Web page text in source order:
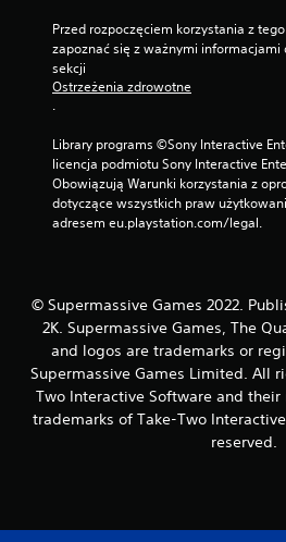
Przed rozpoczęciem korzystania z
zapoznać się z ważnymi
sekcji
Ostrzeżenia zdrowotne
.
Library programs ©Sony Interactive
licencja podmiotu Sony Interactive
Obowiązują Warunki korzystania z
dotyczące wszystkich praw
adresem eu.playstation.com/legal.
© Supermassive Games 2022.
2K. Supermassive Games, The
and logos are trademarks or
Supermassive Games Limited. All
Two Interactive Software and
trademarks of Take-Two
reserved.